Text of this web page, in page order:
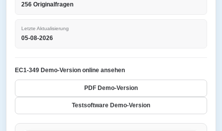
256 Originalfragen
Letzte Aktualisierung
05-08-2026
EC1-349 Demo-Version online ansehen
PDF Demo-Version
Testsoftware Demo-Version